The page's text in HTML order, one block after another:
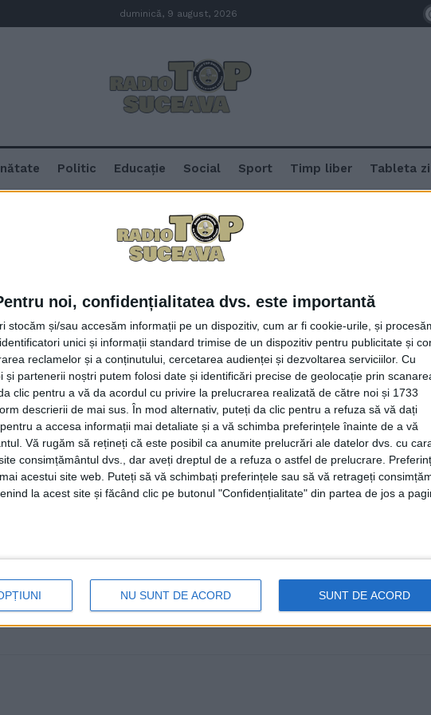
noi, confidențialitatea dvs. este importantă
stocăm și/sau accesăm informații pe un dispozitiv, cum ar fi cookie-urile, și
unici și informații standard trimise de un dispozitiv pentru publicitate și
reclamelor și a conținutului, cercetarea audienței și dezvoltarea serviciilor. Cu
și partenerii noștri putem folosi date și identificări precise de geolocație prin
clic pentru a vă da acordul cu privire la prelucrarea realizată de către noi și 1733
descrierii de mai sus. În mod alternativ, puteți da clic pentru a refuza să vă dați
a accesa informații mai detaliate și a vă schimba preferințele înainte de a vă
Vă rugăm să rețineți că este posibil ca anumite prelucrări ale datelor dvs. cu
consimțământul dvs., dar aveți dreptul de a refuza o astfel de prelucrare.
acestui site web. Puteți să vă schimbați preferințele sau să vă retrageți
la acest site și făcând clic pe butonul "Confidențialitate" din partea de jos a
NU SUNT DE ACORD SUNT DE ACORD
duminică, 9 august, 2026
Politic Educație Social Sport Timp liber Tableta
La Tîrgul de Turism de la Romexpo,
prezentat foarte bine, ca de obicei”
23 FEBRUARIE, 2024
Președintele Asociației pentru Turism ”Bucovina”, Ciprian Șlemco,
Tîrgul de Turism organizat de ...